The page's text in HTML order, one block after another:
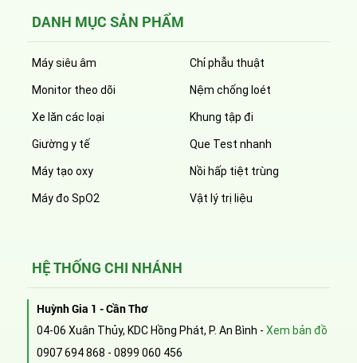
DANH MỤC SẢN PHẨM
Máy siêu âm
Monitor theo dõi
Xe lăn các loại
Giường y tế
Máy tạo oxy
Máy đo SpO2
Chỉ phẫu thuật
Nệm chống loét
Khung tập đi
Que Test nhanh
Nồi hấp tiệt trùng
Vật lý trị liệu
HỆ THỐNG CHI NHÁNH
Huỳnh Gia 1 - Cần Thơ
04-06 Xuân Thủy, KDC Hồng Phát, P. An Bình - Xem bản đồ
0907 694 868 - 0899 060 456